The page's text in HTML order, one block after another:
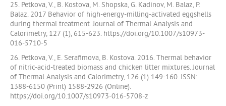
25. Petkova, V., B. Kostova, M. Shopska, G. Kadinov, M. Balaz, P.
Balaz. 2017 Behavior of high-energy-milling-activated eggshells
during thermal treatment. Journal of Thermal Analysis and
Calorimetry, 127 (1), 615-623. https://doi.org/10.1007/s10973-
016-5710-5
26. Petkova, V., E. Serafimova, B. Kostova. 2016. Thermal behavior
of nitric-acid-treated biomass and chicken litter mixtures. Journal
of Thermal Analysis and Calorimetry, 126 (1) 149-160. ISSN:
1388-6150 (Print) 1588-2926 (Online).
https://doi.org/10.1007/s10973-016-5708-z